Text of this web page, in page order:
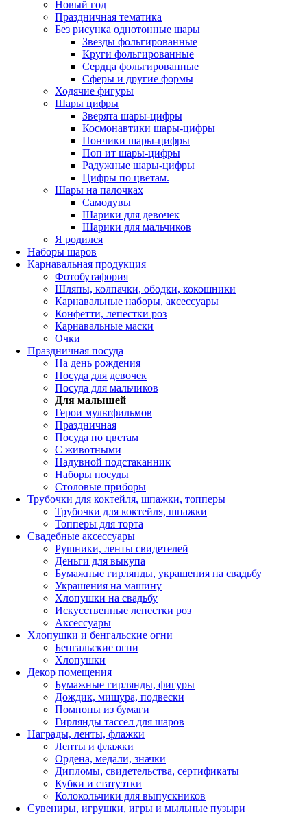
Новый год
Праздничная тематика
Без рисунка однотонные шары
Звезды фольгированные
Круги фольгированные
Сердца фольгированные
Сферы и другие формы
Ходячие фигуры
Шары цифры
Зверята шары-цифры
Космонавтики шары-цифры
Пончики шары-цифры
Поп ит шары-цифры
Радужные шары-цифры
Цифры по цветам.
Шары на палочках
Самодувы
Шарики для девочек
Шарики для мальчиков
Я родился
Наборы шаров
Карнавальная продукция
Фотобутафория
Шляпы, колпачки, ободки, кокошники
Карнавальные наборы, аксессуары
Конфетти, лепестки роз
Карнавальные маски
Очки
Праздничная посуда
На день рождения
Посуда для девочек
Посуда для мальчиков
Для малышей
Герои мультфильмов
Праздничная
Посуда по цветам
С животными
Надувной подстаканник
Наборы посуды
Столовые приборы
Трубочки для коктейля, шпажки, топперы
Трубочки для коктейля, шпажки
Топперы для торта
Свадебные аксессуары
Рушники, ленты свидетелей
Деньги для выкупа
Бумажные гирлянды, украшения на свадьбу
Украшения на машину
Хлопушки на свадьбу
Искусственные лепестки роз
Аксессуары
Хлопушки и бенгальские огни
Бенгальские огни
Хлопушки
Декор помещения
Бумажные гирлянды, фигуры
Дождик, мишура, подвески
Помпоны из бумаги
Гирлянды тассел для шаров
Награды, ленты, флажки
Ленты и флажки
Ордена, медали, значки
Дипломы, свидетельства, сертификаты
Кубки и статуэтки
Колокольчики для выпускников
Сувениры, игрушки, игры и мыльные пузыри